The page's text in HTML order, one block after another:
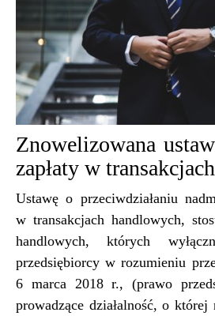
Znowelizowana
zapłaty w
Ustawę o przeciwdziałaniu
w transakcjach handlowych,
handlowych, których
przedsiębiorcy w rozumieniu
6 marca 2018 r., (prawo
prowadzące działalność, o